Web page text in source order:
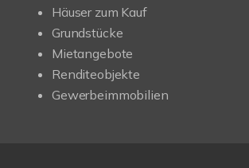
Häuser zum Kauf
Grundstücke
Mietangebote
Renditeobjekte
Gewerbeimmobilien